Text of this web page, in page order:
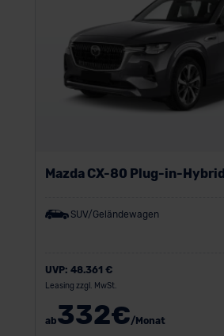
Mazda CX-80 Plug-in-Hybrid
SUV/Geländewagen
UVP: 48.361 €
Leasing zzgl. MwSt.
ab332€/Monat